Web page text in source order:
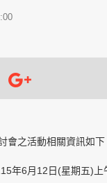
會之活動相關資訊如下
年6月12日(星期五)上